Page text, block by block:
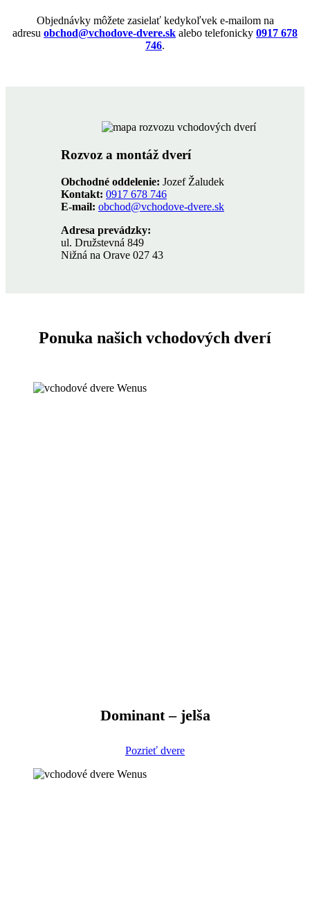
Objednávky môžete zasielať kedykoľvek e-mailom na
adresu obchod@vchodove-dvere.sk alebo telefonicky 0917 678
746.
Rozvoz a montáž dverí
Obchodné oddelenie: Jozef Žaludek
Kontakt: 0917 678 746
E-mail: obchod@vchodove-dvere.sk
Adresa prevádzky:
ul. Družstevná 849
Nižná na Orave 027 43
Ponuka našich vchodových dverí
Dominant – jelša
Pozrieť dvere